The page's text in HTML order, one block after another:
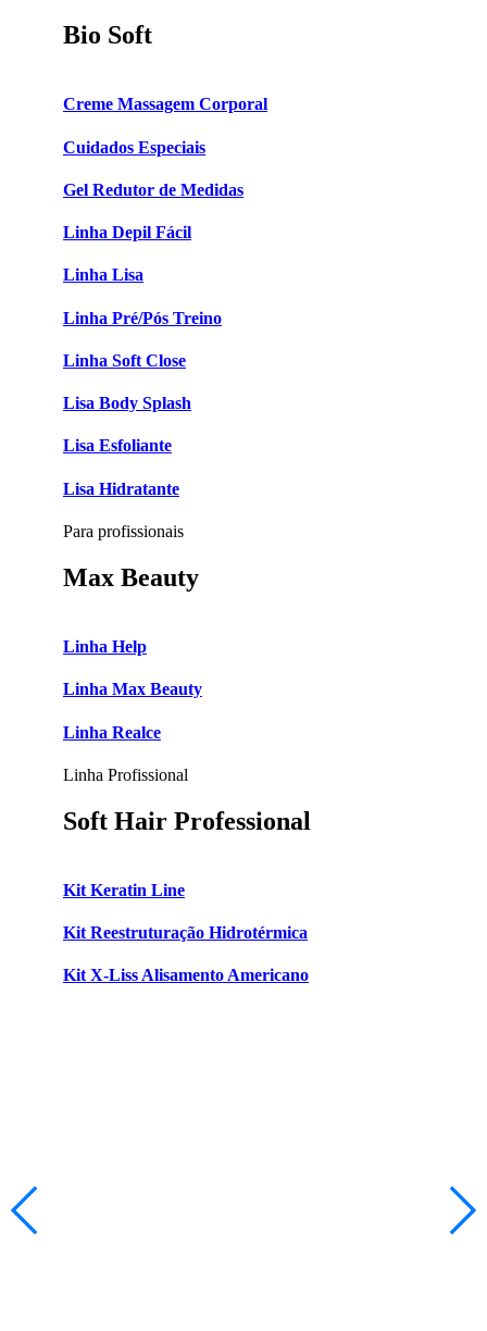
Bio Soft
Creme Massagem Corporal
Cuidados Especiais
Gel Redutor de Medidas
Linha Depil Fácil
Linha Lisa
Linha Pré/Pós Treino
Linha Soft Close
Lisa Body Splash
Lisa Esfoliante
Lisa Hidratante
Para profissionais
Max Beauty
Linha Help
Linha Max Beauty
Linha Realce
Linha Profissional
Soft Hair Professional
Kit Keratin Line
Kit Reestruturação Hidrotérmica
Kit X-Liss Alisamento Americano